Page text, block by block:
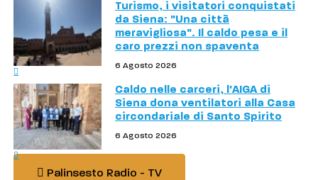
Turismo, i visitatori conquistati
da Siena: "Una città
meravigliosa". Il caldo pesa e il
caro prezzi non spaventa
6 Agosto 2026
Caldo nelle carceri, l'AIGA di
Siena dona ventilatori alla Casa
circondariale di Santo Spirito
6 Agosto 2026
Palinsesto Radio - TV